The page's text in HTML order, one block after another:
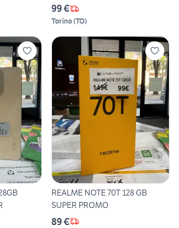
99 €
Torino(TO)
REALME NOTE 70T 128 GB
SUPER PROMO
89 €